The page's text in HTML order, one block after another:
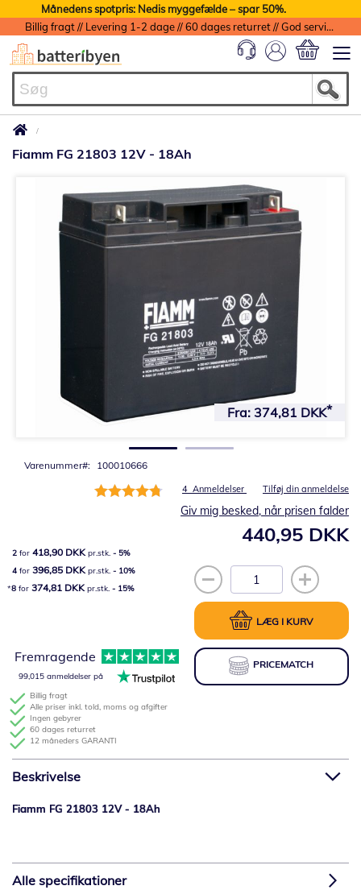
Månedens spotpris: Nedis myggefælde – spar 50%.
Billig fragt // Levering 1-2 dage // 60 dages returret // God service med garanti
Fiamm FG 21803 12V - 18Ah
Varenummer 100010666
Bedømmelse:
4 Anmeldelser Tilføj din anmeldelse
440,95 DKK
Giv mig besked, når prisen falder
LÆG I KURV
PRICEMATCH
2 for418,90 DKK pr.stk.- 5%
4 for396,85 DKK pr.stk.- 10%
8 for374,81 DKK pr.stk.- 15%
Billig fragt
Alle priser inkl. told, moms og afgifter
Ingen gebyrer
60 dages returret
12 måneders GARANTI
Fremragende
99,015 anmeldelser på
slutningen
billedgalleriet
Fra: 374,81 DKK
Beskrivelse
Fiamm FG 21803 12V - 18Ah
Alle specifikationer